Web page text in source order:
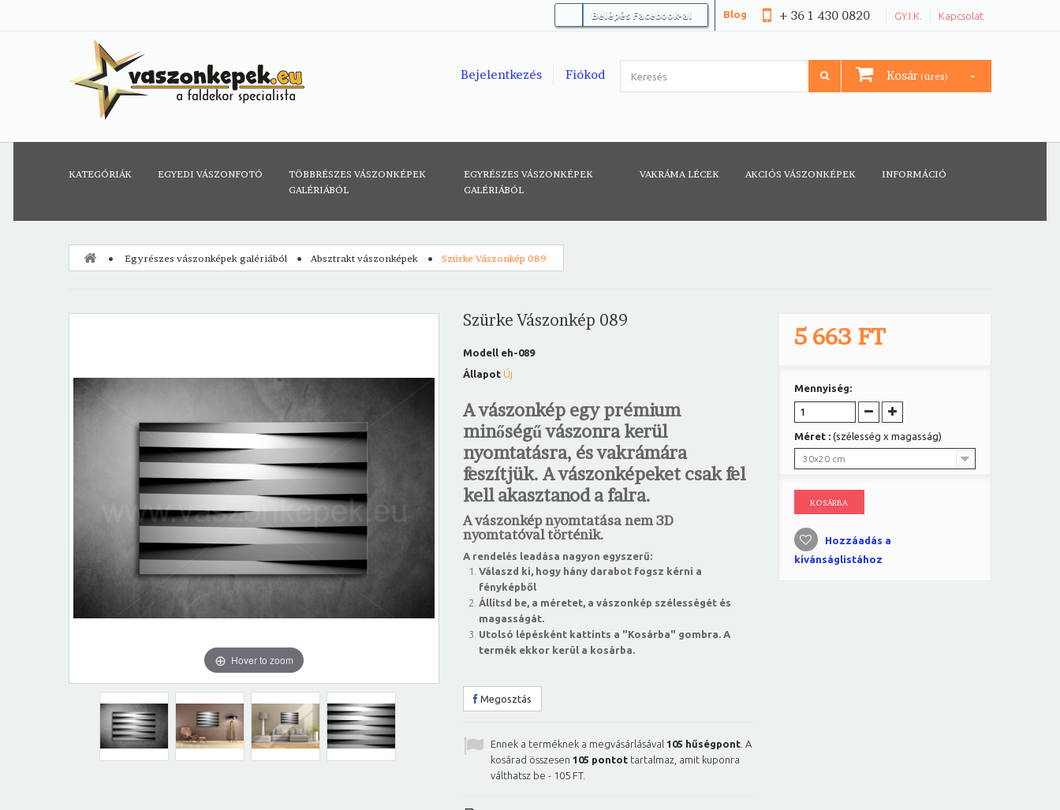
GY.I.K. Kapcsolat
+ 36 1 430 0820
Blog
Belépés Facebook-al
Kosár (üres)
Fiókod
Bejelentkezés
KATEGÓRIÁK EGYEDI VÁSZONFOTÓ
TÖBBRÉSZES VÁSZONKÉPEK
GALÉRIÁBÓL
EGYRÉSZES VÁSZONKÉPEK
GALÉRIÁBÓL
VAKRÁMA LÉCEK AKCIÓS VÁSZONKÉPEK INFORMÁCIÓ
Egyrészes vászonképek galériából Absztrakt vászonképek Szürke Vászonkép 089
Hover to zoom
Szürke Vászonkép 089
Modell eh-089
Állapot Új
A vászonkép egy prémium
minőségű vászonra kerül
nyomtatásra, és vakrámára
feszítjük. A vászonképeket csak fel
kell akasztanod a falra.
A vászonkép nyomtatása nem 3D
nyomtatóval történik.
A rendelés leadása nagyon egyszerű:
Válaszd ki, hogy hány darabot fogsz kérni a
fényképből
Állítsd be, a méretet, a vászonkép szélességét és
magasságát.
Utolsó lépésként kattints a "Kosárba" gombra. A
termék ekkor kerül a kosárba.
Megosztás
Ennek a terméknek a megvásárlásával 105 hűségpont . A
kosárad összesen 105 pontot tartalmaz, amit kuponra
válthatsz be - 105 FT.
5 663 FT
Mennyiség:
Méret : (szélesség x magasság)
30x20 cm
KOSÁRBA
Hozzáadás a
kívánságlistához